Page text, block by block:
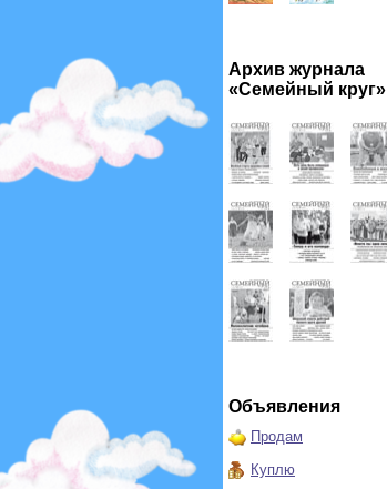
Архив журнала
«Семейный круг»
Объявления
Продам
Куплю